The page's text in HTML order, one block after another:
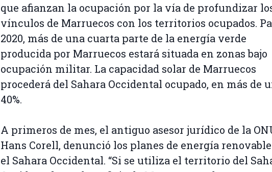
que afianzan la ocupación por la vía de profundizar
vínculos de Marruecos con los territorios ocupados.
2020, más de una cuarta parte de la energía verde
producida por Marruecos estará situada en zonas bajo
ocupación militar. La capacidad solar de Marruecos
procederá del Sahara Occidental ocupado, en más de
40%.
A primeros de mes, el antiguo asesor jurídico de la
Hans Corell, denunció los planes de energía
el Sahara Occidental. “Si se utiliza el territorio del